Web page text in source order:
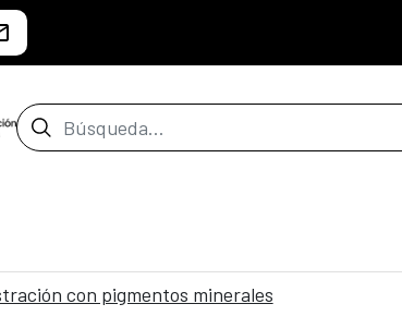
Barra de búsqueda
con pigmentos minerales